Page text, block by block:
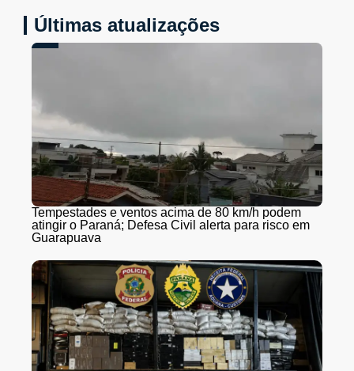
Últimas atualizações
Tempestades e ventos acima de 80 km/h podem
atingir o Paraná; Defesa Civil alerta para risco em
Guarapuava